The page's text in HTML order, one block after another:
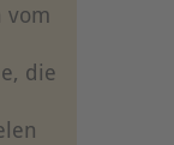
vom
die